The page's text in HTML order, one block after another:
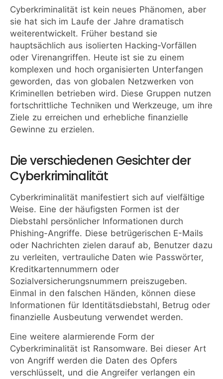
Cyberkriminalität ist kein neues Phänomen, aber
sie hat sich im Laufe der Jahre dramatisch
weiterentwickelt. Früher bestand sie
hauptsächlich aus isolierten Hacking-Vorfällen
oder Virenangriffen. Heute ist sie zu einem
komplexen und hoch organisierten Unterfangen
geworden, das von globalen Netzwerken von
Kriminellen betrieben wird. Diese Gruppen nutzen
fortschrittliche Techniken und Werkzeuge, um ihre
Ziele zu erreichen und erhebliche finanzielle
Gewinne zu erzielen.
Die verschiedenen Gesichter der
Cyberkriminalität
Cyberkriminalität manifestiert sich auf vielfältige
Weise. Eine der häufigsten Formen ist der
Diebstahl persönlicher Informationen durch
Phishing-Angriffe. Diese betrügerischen E-Mails
oder Nachrichten zielen darauf ab, Benutzer dazu
zu verleiten, vertrauliche Daten wie Passwörter,
Kreditkartennummern oder
Sozialversicherungsnummern preiszugeben.
Einmal in den falschen Händen, können diese
Informationen für Identitätsdiebstahl, Betrug oder
finanzielle Ausbeutung verwendet werden.
Eine weitere alarmierende Form der
Cyberkriminalität ist Ransomware. Bei dieser Art
von Angriff werden die Daten des Opfers
verschlüsselt, und die Angreifer verlangen ein